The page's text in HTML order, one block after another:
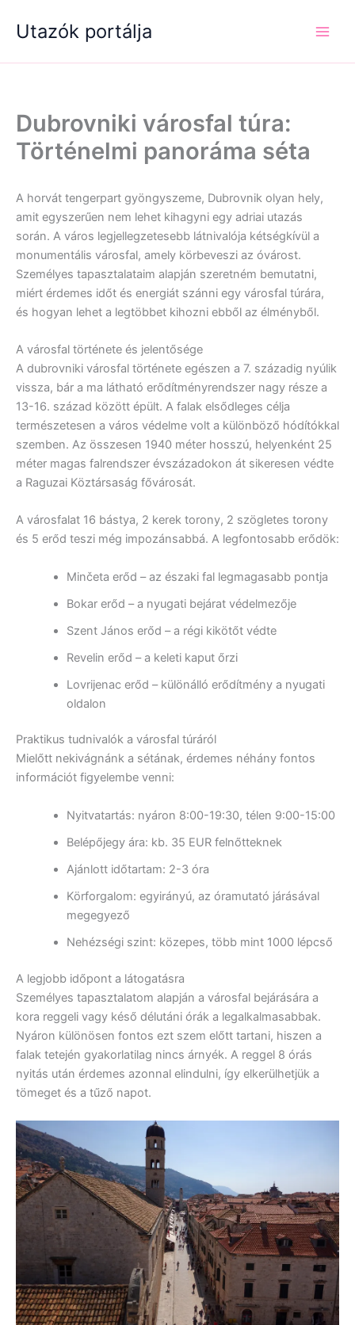
Utazók portálja
Dubrovniki városfal túra:
Történelmi panoráma séta
A horvát tengerpart gyöngyszeme, Dubrovnik olyan hely,
amit egyszerűen nem lehet kihagyni egy adriai utazás
során. A város legjellegzetesebb látnivalója kétségkívül a
monumentális városfal, amely körbeveszi az óvárost.
Személyes tapasztalataim alapján szeretném bemutatni,
miért érdemes időt és energiát szánni egy városfal túrára,
és hogyan lehet a legtöbbet kihozni ebből az élményből.
A városfal története és jelentősége
A dubrovniki városfal története egészen a 7. századig nyúlik
vissza, bár a ma látható erődítményrendszer nagy része a
13-16. század között épült. A falak elsődleges célja
természetesen a város védelme volt a különböző hódítókkal
szemben. Az összesen 1940 méter hosszú, helyenként 25
méter magas falrendszer évszázadokon át sikeresen védte
a Raguzai Köztársaság fővárosát.
A városfalat 16 bástya, 2 kerek torony, 2 szögletes torony
és 5 erőd teszi még impozánsabbá. A legfontosabb erődök:
Minčeta erőd – az északi fal legmagasabb pontja
Bokar erőd – a nyugati bejárat védelmezője
Szent János erőd – a régi kikötőt védte
Revelin erőd – a keleti kaput őrzi
Lovrijenac erőd – különálló erődítmény a nyugati
oldalon
Praktikus tudnivalók a városfal túráról
Mielőtt nekivágnánk a sétának, érdemes néhány fontos
információt figyelembe venni:
Nyitvatartás: nyáron 8:00-19:30, télen 9:00-15:00
Belépőjegy ára: kb. 35 EUR felnőtteknek
Ajánlott időtartam: 2-3 óra
Körforgalom: egyirányú, az óramutató járásával
megegyező
Nehézségi szint: közepes, több mint 1000 lépcső
A legjobb időpont a látogatásra
Személyes tapasztalatom alapján a városfal bejárására a
kora reggeli vagy késő délutáni órák a legalkalmasabbak.
Nyáron különösen fontos ezt szem előtt tartani, hiszen a
falak tetején gyakorlatilag nincs árnyék. A reggel 8 órás
nyitás után érdemes azonnal elindulni, így elkerülhetjük a
tömeget és a tűző napot.